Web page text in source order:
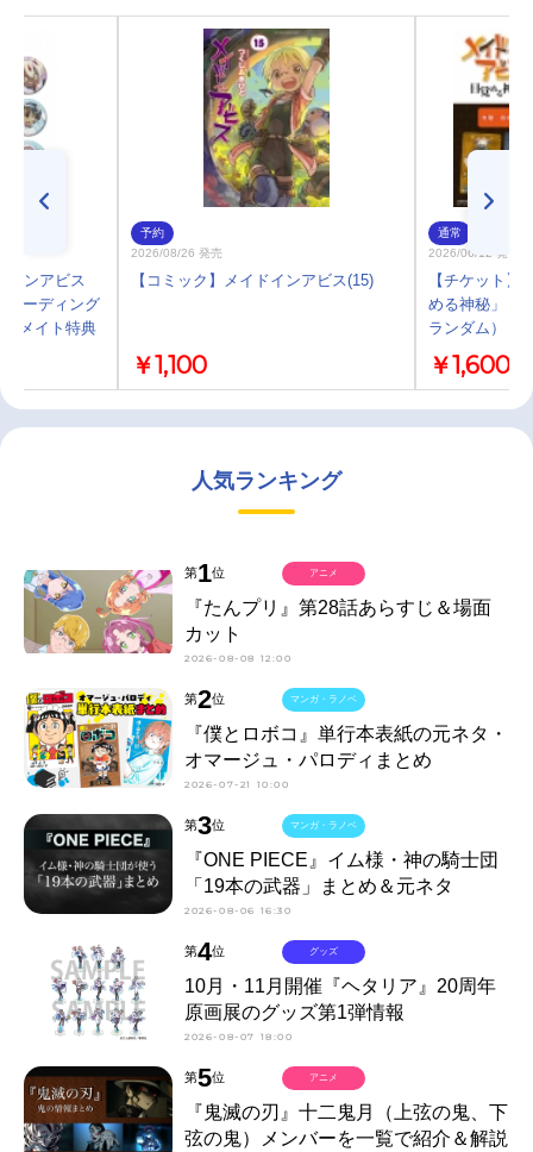
インアビス
レーディング
メイト特典
予約
2026/08/26 発売
【コミック】メイドインアビス(15)
￥1,100
通常
2026/06/12 発売
【チケット】
める神秘」 ム
ランダム）
￥1,600
人気ランキング
第1位
『たんプリ』第28話あらすじ＆場面
カット
2026-08-08 12:00
アニメ
第2位
『僕とロボコ』単行本表紙の元ネタ・
オマージュ・パロディまとめ
2026-07-21 10:00
マンガ・ラノベ
第3位
『ONE PIECE』イム様・神の騎士団
「19本の武器」まとめ＆元ネタ
2026-08-06 16:30
マンガ・ラノベ
第4位
10月・11月開催『ヘタリア』20周年
原画展のグッズ第1弾情報
2026-08-07 18:00
グッズ
第5位
『鬼滅の刃』十二鬼月（上弦の鬼、下
弦の鬼）メンバーを一覧で紹介＆解説
アニメ